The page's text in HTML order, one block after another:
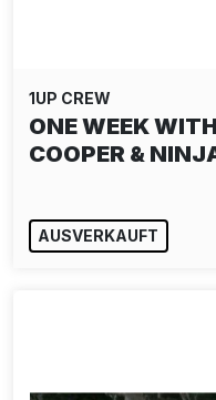
1UP CREW
ONE WEEK
COOPER &
AUSVERKAUFT